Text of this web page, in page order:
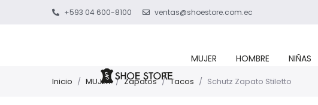
+593 04 600-8100 ventas@shoestore.com.ec
MUJER HOMBRE NIÑAS
Inicio / MUJER / Zapatos / Tacos / Schutz Zapato Stiletto